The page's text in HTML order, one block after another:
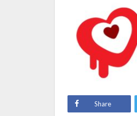
Share